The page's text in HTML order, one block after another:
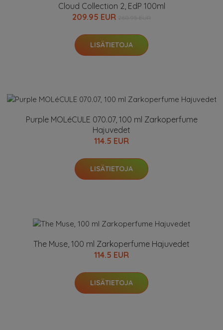
Cloud Collection 2, EdP 100ml
209.95 EUR
LISÄTIETOJA
Purple MOLéCULE 070.07, 100 ml Zarkoperfume
Hajuvedet
114.5 EUR
LISÄTIETOJA
The Muse, 100 ml Zarkoperfume Hajuvedet
114.5 EUR
LISÄTIETOJA